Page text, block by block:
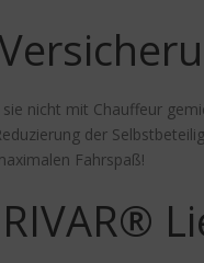
nicht mit Chauffeur
der
Fahrspaß!